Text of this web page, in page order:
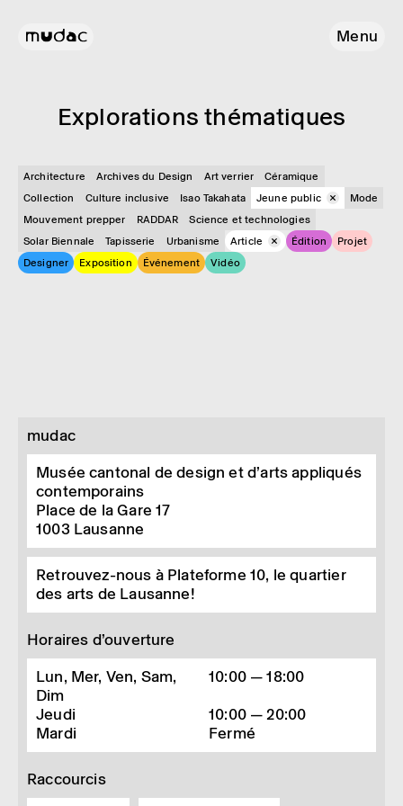
Menu
Explo­ra­tions théma­tiques
Architecture Archives du Design Art verrier
Céramique
Collection
Culture inclusive Isao Takahata Jeune public
Mode
Mouvement prepper
RADDAR
Science et technologies
Solar Biennale
Tapisserie Urbanisme Article Édition
Projet
Designer
Exposition Événement Vidéo
mudac
Musée cantonal de design et d’arts appliqués
contemporains
Place de la Gare 17
1003 Lausanne
Retrouvez-nous à Plateforme 10, le quartier
des arts de Lausanne!
Horaires d’ouverture
Lun, Mer, Ven, Sam,
Dim
10:00 — 18:00
Jeudi
10:00 — 20:00
Mardi
Fermé
Raccourcis